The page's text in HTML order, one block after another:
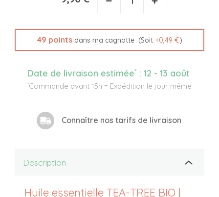
49 pointsdans ma cagnotte (Soit +0,49 €)
Date de livraison estimée* : 12 - 13 août
*Commande avant 15h = Expédition le jour même
Connaître nos tarifs de livraison
Description
Huile essentielle TEA-TREE BIO |